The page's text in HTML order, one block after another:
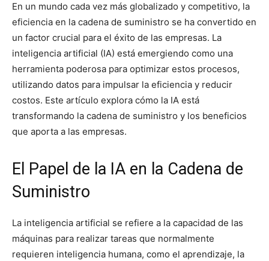
En un mundo cada vez más globalizado y competitivo, la
eficiencia en la cadena de suministro se ha convertido en
un factor crucial para el éxito de las empresas. La
inteligencia artificial (IA) está emergiendo como una
herramienta poderosa para optimizar estos procesos,
utilizando datos para impulsar la eficiencia y reducir
costos. Este artículo explora cómo la IA está
transformando la cadena de suministro y los beneficios
que aporta a las empresas.
El Papel de la IA en la Cadena de
Suministro
La inteligencia artificial se refiere a la capacidad de las
máquinas para realizar tareas que normalmente
requieren inteligencia humana, como el aprendizaje, la